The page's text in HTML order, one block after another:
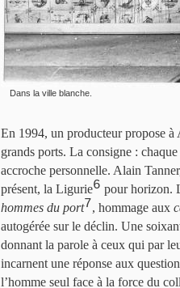
Dans la ville blanche.
En 1994, un producteur propose
grands ports. La consigne :
accroche personnelle. Alain
présent, la Ligurie6 pour horizon.
hommes du port7, hommage aux
autogérée sur le déclin. Une
donnant la parole à ceux qui par
incarnent une réponse aux
l’homme seul face à la force du